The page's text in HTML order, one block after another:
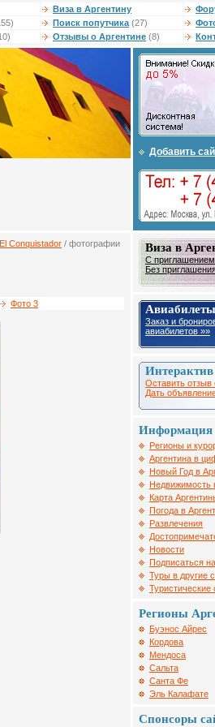
Виза в Аргентину
Поиск попутчика (27)
Отзывы о Аргентине (8)
Добавить
Conquistador / фотографии
Фото 3
Виза в
С
Без
Заказ и
авиабилетов »»
Интерактив
Оставить отзыв
Дать
Информация
Регионы и
Аргентина в
Новый Год в
Недвижимость
Карта
Погода в
Развлечения
Новости
Подписаться
Туры в другие
Туристические
Регионы
Буэнос Айрес
Кордова
Мендоса
Сальта
Санта Фе
Эль Калафате
Спонсоры